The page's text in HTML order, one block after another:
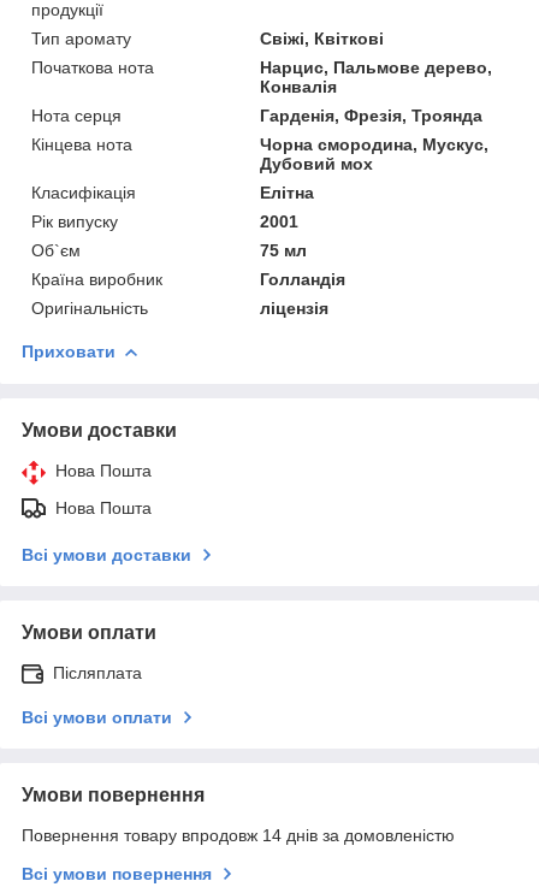
продукції
Тип аромату
Свіжі, Квіткові
Початкова нота
Нарцис, Пальмове дерево,
Конвалія
Нота серця
Гарденія, Фрезія, Троянда
Кінцева нота
Чорна смородина, Мускус,
Дубовий мох
Класифікація
Елітна
Рік випуску
2001
Об`єм
75 мл
Країна виробник
Голландія
Оригінальність
ліцензія
Приховати
Умови доставки
Нова Пошта
Нова Пошта
Всі умови доставки
Умови оплати
Післяплата
Всі умови оплати
Умови повернення
Повернення товару впродовж 14 днів за домовленістю
Всі умови повернення